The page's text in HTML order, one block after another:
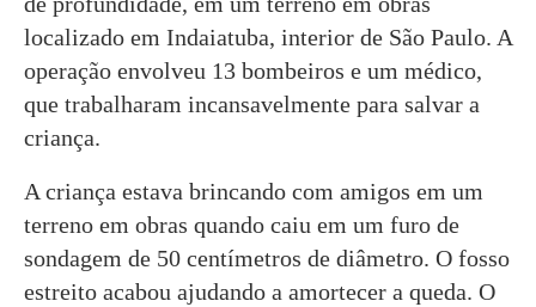
localizado em Indaiatuba, interior de São Paulo. A
operação envolveu 13 bombeiros e um médico,
que trabalharam incansavelmente para salvar a
criança.
A criança estava brincando com amigos em um
terreno em obras quando caiu em um furo de
sondagem de 50 centímetros de diâmetro. O fosso
estreito acabou ajudando a amortecer a queda. O